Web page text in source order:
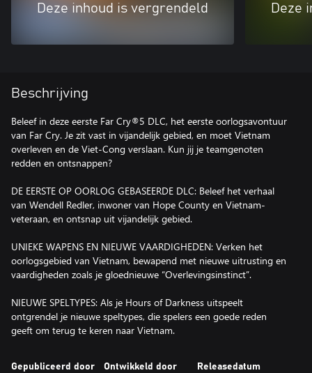
Deze inhoud is vergrendeld Deze
Beschrijving
Beleef in deze eerste Far Cry®5 DLC, het eerste oorlogsavontuur
van Far Cry. Je zit vast in vijandelijk gebied, en moet Vietnam
overleven en de Viet-Cong verslaan. Kun jij je teamgenoten
redden en ontsnappen?
DE EERSTE OP OORLOG GEBASEERDE DLC: Beleef het verhaal
van Wendell Redler, inwoner van Hope County en Vietnam-
veteraan, en ontsnap uit vijandelijk gebied.
UNIEKE WAPENS EN NIEUWE VAARDIGHEDEN: Verken het
oorlogsgebied van Vietnam, bewapend met nieuwe uitrusting en
vaardigheden zoals je gloednieuwe “Overlevingsinstinct”.
NIEUWE SPELTYPES: Als je Hours of Darkness uitspeelt
ontgrendel je nieuwe speltypes, die spelers een goede reden
geeft om terug te keren naar Vietnam.
Gepubliceerd door Ontwikkeld door Releasedatum